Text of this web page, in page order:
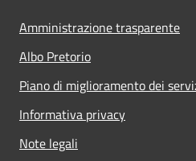
Amministrazione trasparente
Albo Pretorio
Piano di miglioramento dei
Informativa privacy
Note legali